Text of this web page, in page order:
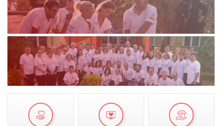
DORACAKË
STRATEGJI
BROCHURES